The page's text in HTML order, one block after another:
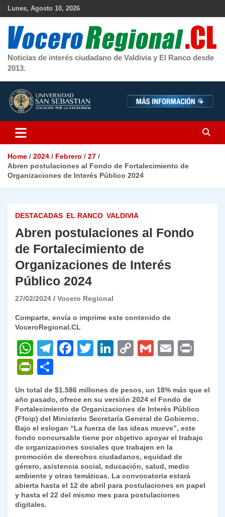
Skip
Lunes, Agosto 10, 2026
Noticias de interés ciudadano de Valdivia y El Ranco desde
2013.
Home 2024 Febrero
27
Abren postulaciones al Fondo de Fortalecimiento de
Organizaciones de Interés Público 2024
DESTACADAS EL RANCO VALDIVIA
Abren postulaciones al Fondo
de Fortalecimiento de
Organizaciones de Interés
Público 2024
27/02/2024 Vocero Regional
Comparte, envía o imprime este contenido de
VoceroRegional.CL
W
h
at
s
A
p
p
T
gr
a
m
F
e
b
o
o
k
T
er
Li
e
dI
n
C
y
Li
n
k
G
l
E
l
P
ri
nt
Fr
ie
n
dl
y
o
m
p
ar
tir
Un total de $1.586 millones de pesos, un 18% más que el
año pasado, ofrece en su versión 2024 el Fondo de
Fortalecimiento de Organizaciones de Interés Público
(Ffoip) del Ministerio Secretaría General de Gobierno.
Bajo el eslogan “La fuerza de las ideas mueve”, este
fondo concursable tiene por objetivo apoyar el trabajo
de organizaciones sociales que trabajen en la
promoción de derechos ciudadanos, equidad de
género, asistencia social, educación, salud, medio
ambiente y otras temáticas. La convocatoria estará
abierta hasta el 12 de abril para postulaciones en papel
y hasta el 22 del mismo mes para postulaciones
digitales.